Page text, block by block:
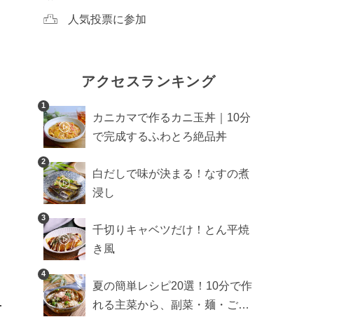
人気投票に参加
アクセスランキング
1
カニカマで作るカニ玉丼｜10分
で完成するふわとろ絶品丼
2
白だしで味が決まる！なすの煮
浸し
3
千切りキャベツだけ！とん平焼
き風
4
夏の簡単レシピ20選！10分で作
れる主菜から、副菜・麺・ごは